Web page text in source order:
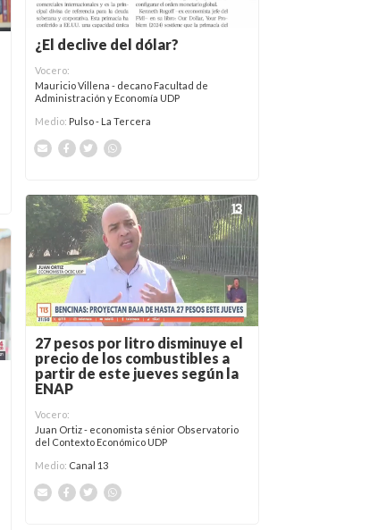
¿El declive del dólar?
Vocero:
Mauricio Villena - decano Facultad de
Administración y Economía UDP
Medio: Pulso - La Tercera
27 pesos por litro disminuye el
precio de los combustibles a
partir de este jueves según la
ENAP
Vocero:
Juan Ortiz - economista sénior Observatorio
del Contexto Económico UDP
Medio: Canal 13